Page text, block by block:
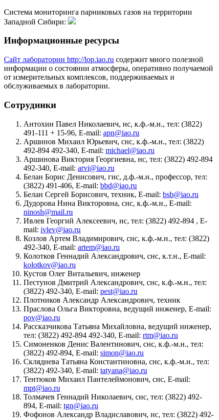
Система мониторинга парниковых газов на территории
Западной Сибири:
Информационные ресурсы
Сайт лаборатории http://lop.iao.ru содержит много полезной
информации о состоянии атмосферы, оперативно получаемой
от измерительных комплексов, поддерживаемых и
обслуживаемых в лаборатории.
Сотрудники
Антохин Павел Николаевич, нс, к.ф.-м.н., тел: (3822)
491-111 + 15-96, E-mail: apn@iao.ru
Аршинов Михаил Юрьевич, снс, к.ф.-м.н., тел: (3822)
492-894 492-340, E-mail: michael@iao.ru
Аршинова Виктория Георгиевна, нс, тел: (3822) 492-894
492-340, E-mail: arvi@iao.ru
Белан Борис Денисович, гнс, д.ф.-м.н., профессор, тел:
(3822) 491-406, E-mail: bbd@iao.ru
Белан Сергей Борисович, техник, E-mail: bsb@iao.ru
Дудорова Нина Викторовна, снс, к.ф.-м.н., E-mail:
ninosh@mail.ru
Ивлев Георгий Алексеевич, нс, тел: (3822) 492-894 , E-
mail: ivlev@iao.ru
Козлов Артем Владимирович, снс, к.ф.-м.н., тел: (3822)
492-340, E-mail: artem@iao.ru
Колотков Геннадий Александрович, снс, к.т.н., E-mail:
kolotkov@iao.ru
Кустов Олег Витальевич, инженер
Пестунов Дмитрий Александрович, снс, к.ф.-м.н., тел:
(3822) 492-340, E-mail: pest@iao.ru
Плотников Александр Александрович, техник
Праслова Ольга Викторовна, ведущий инженер, E-mail:
pov@iao.ru
Рассказчикова Татьяна Михайловна, ведущий инженер,
тел: (3822) 492-894 492-340, E-mail: rtm@iao.ru
Симоненков Денис Валентинович, снс, к.ф.-м.н., тел:
(3822) 492-894, E-mail: simon@iao.ru
Скляднева Татьяна Константиновна, снс, к.ф.-м.н., тел:
(3822) 492-340, E-mail: tatyana@iao.ru
Тентюков Михаил Пантелеймонович, снс, E-mail:
mpt@iao.ru
Толмачев Геннадий Николаевич, снс, тел: (3822) 492-
894, E-mail: tgn@iao.ru
Фофонов Александр Владиславович, нс, тел: (3822) 492-